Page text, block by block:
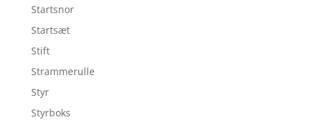
Startsnor
Startsæt
Stift
Strammerulle
Styr
Styrboks